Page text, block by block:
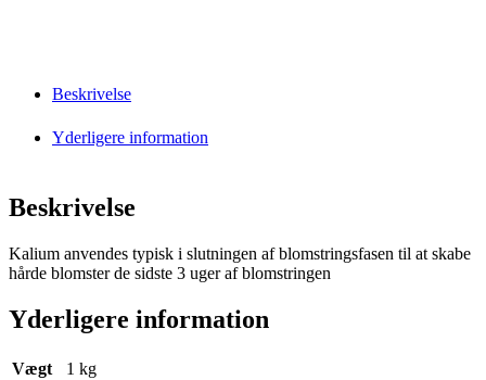
Beskrivelse
Yderligere information
Beskrivelse
Kalium anvendes typisk i slutningen af blomstringsfasen til at skabe
hårde blomster de sidste 3 uger af blomstringen
Yderligere information
Vægt 1 kg